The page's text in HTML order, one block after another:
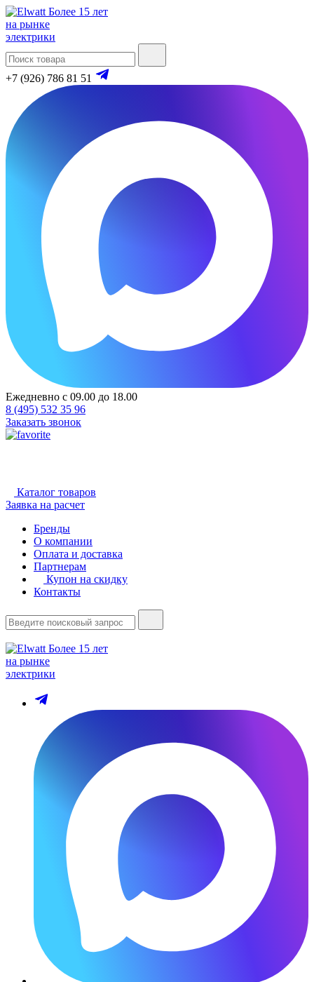
Более 15 лет
на рынке
электрики
+7 (926) 786 81 51
Ежедневно с 09.00 до 18.00
8 (495) 532 35 96
Заказать звонок
Каталог товаров
Заявка на расчет
Бренды
О компании
Оплата и доставка
Партнерам
Купон на скидку
Контакты
Более 15 лет
на рынке
электрики